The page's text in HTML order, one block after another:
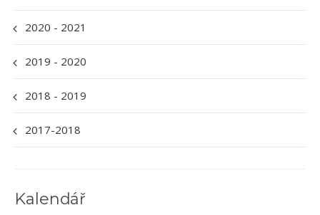
2020 - 2021
2019 - 2020
2018 - 2019
2017-2018
Kalendář